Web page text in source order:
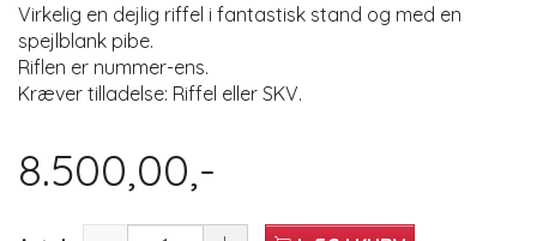
Virkelig en dejlig riffel i fantastisk stand og med en
spejlblank pibe.
Riflen er nummer-ens.
Kræver tilladelse: Riffel eller SKV.
8.500,00,-